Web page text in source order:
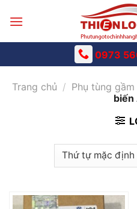
0973
Trang chủ / Phụ tùng gầm
biến